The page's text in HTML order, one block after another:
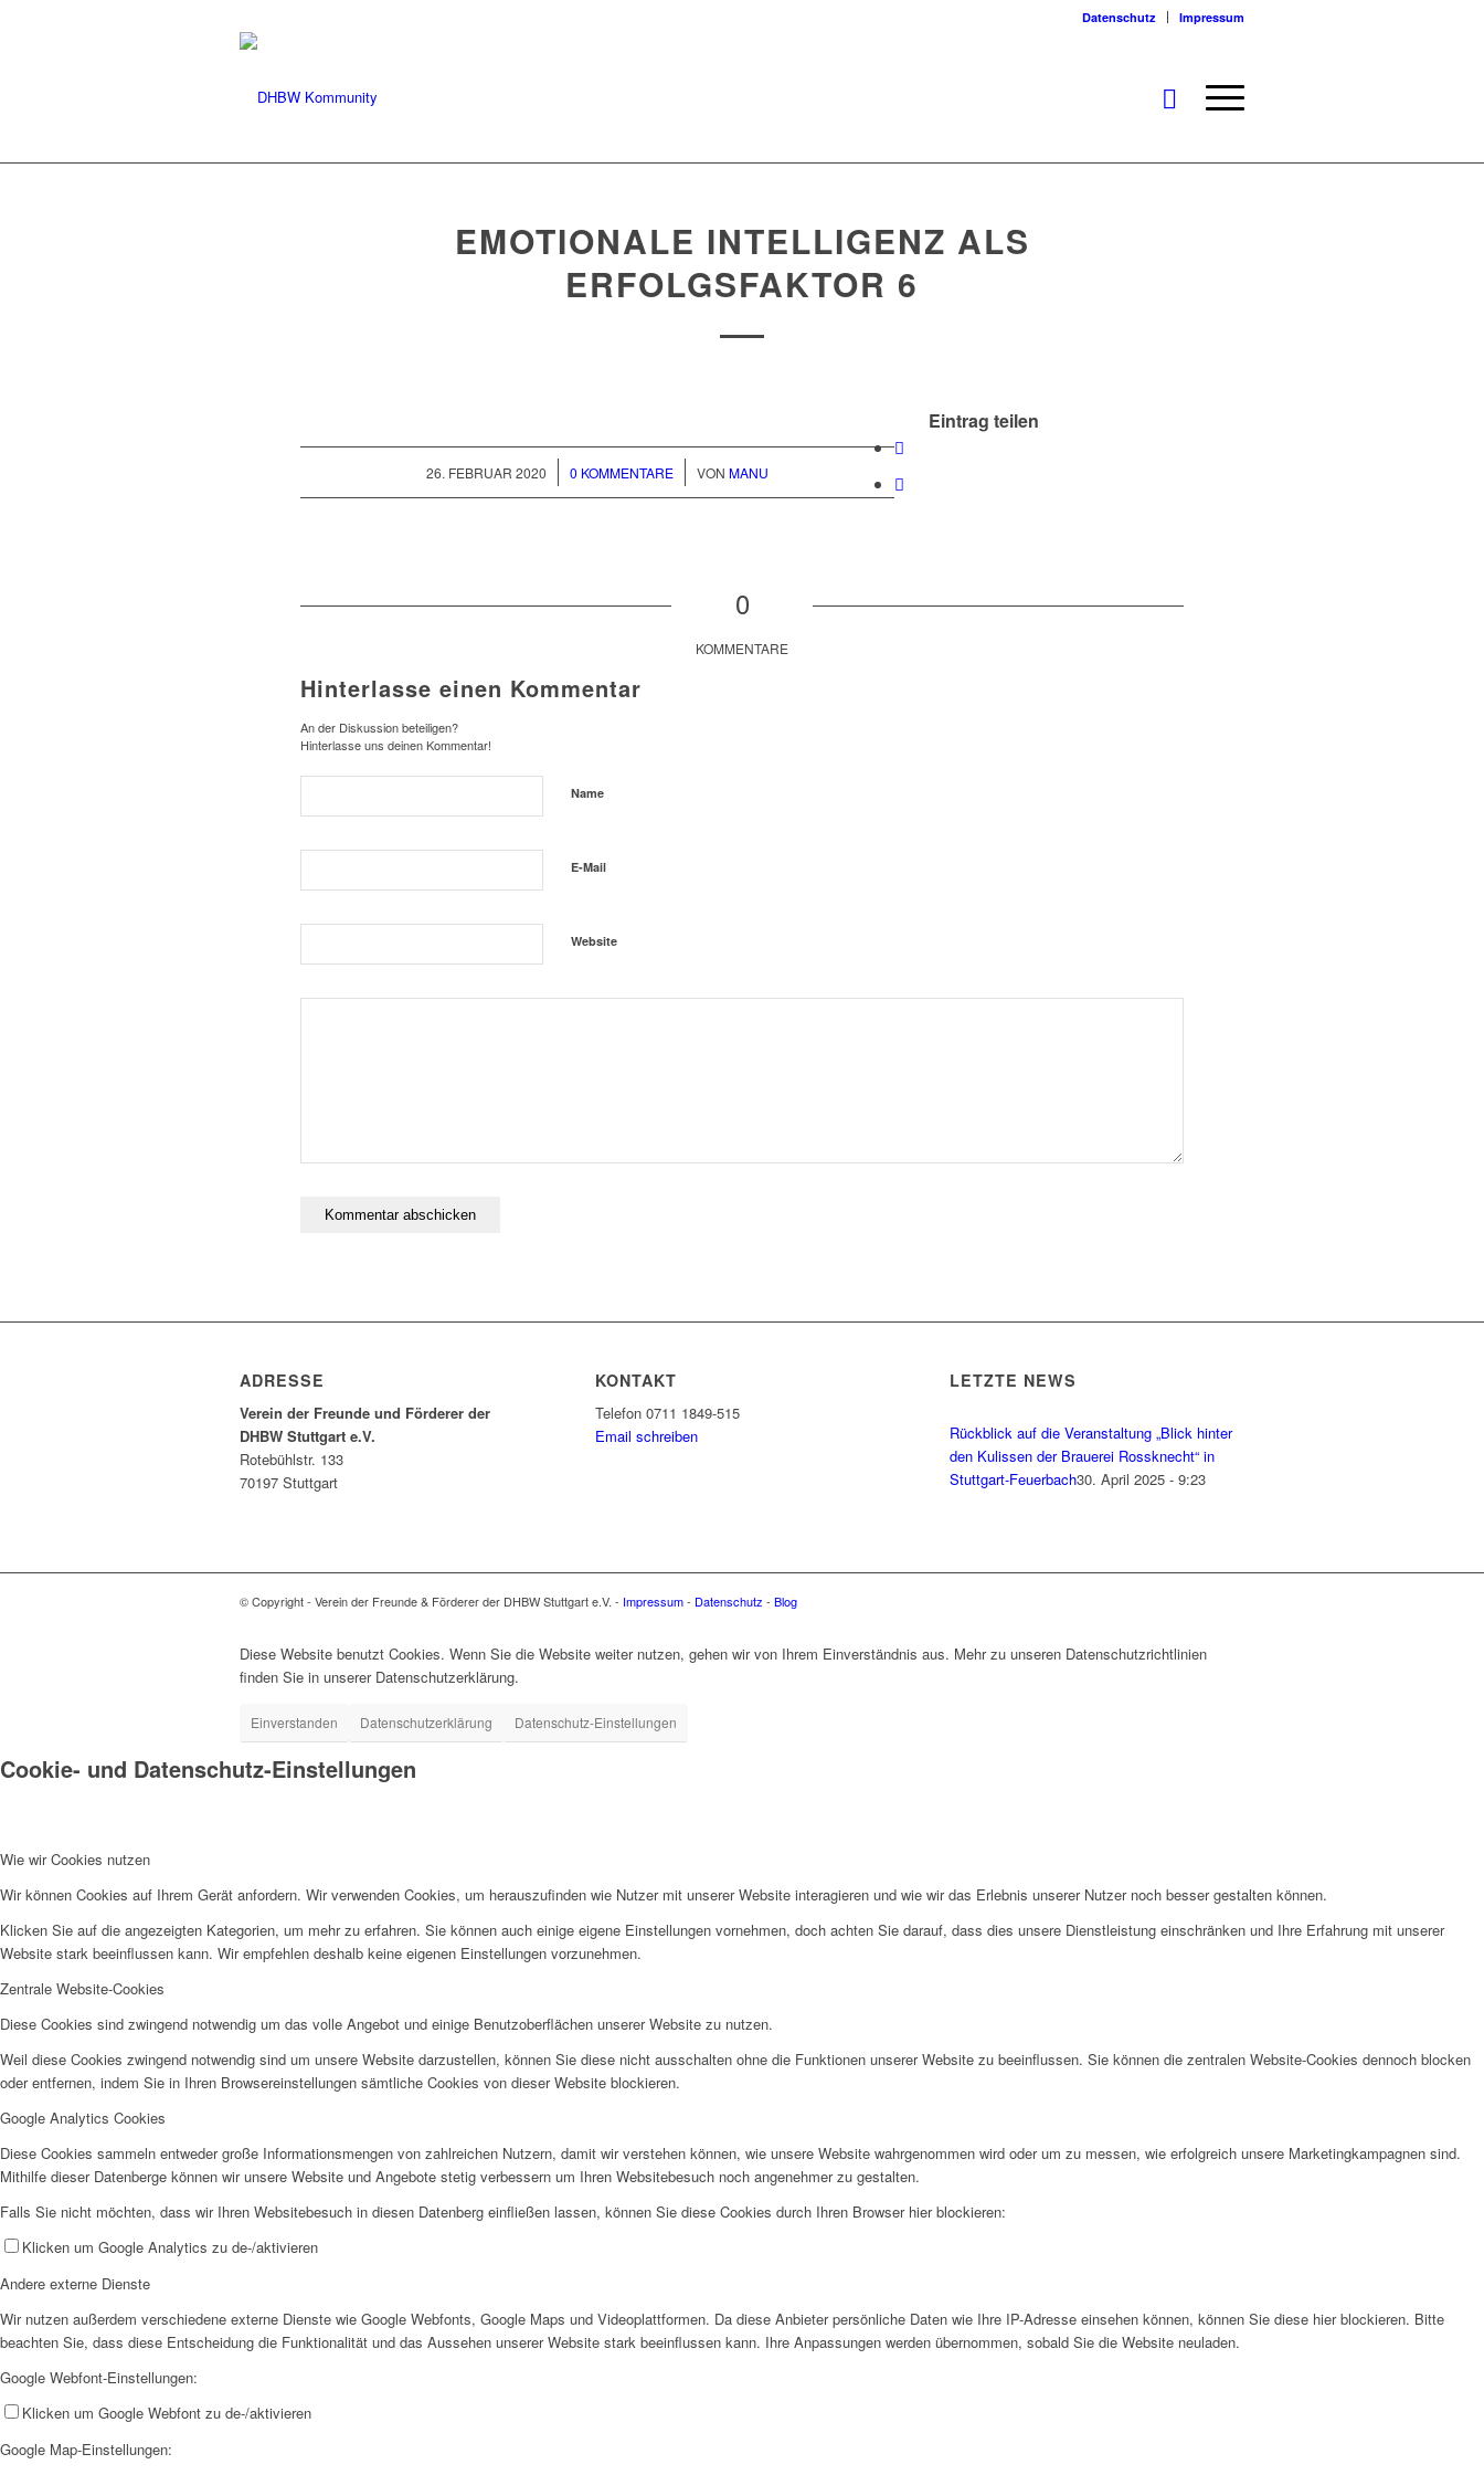
Datenschutz Impressum
EMOTIONALE INTELLIGENZ ALS
ERFOLGSFAKTOR 6
26. FEBRUAR 2020
/ 0 KOMMENTARE
/ VON MANU
Eintrag teilen
0
KOMMENTARE
Hinterlasse einen Kommentar
An der Diskussion beteiligen?
Hinterlasse uns deinen Kommentar!
Name
E-Mail
Website
ADRESSE
Verein der Freunde und Förderer der
DHBW Stuttgart e.V.
Rotebühlstr. 133
70197 Stuttgart
KONTAKT
Telefon 0711 1849-515
Email schreiben
LETZTE NEWS
Rückblick auf die Veranstaltung „Blick hinter
den Kulissen der Brauerei Rossknecht“ in
Stuttgart-Feuerbach30. April 2025 - 9:23
© Copyright - Verein der Freunde & Förderer der DHBW Stuttgart e.V. - Impressum- Datenschutz - Blog
Diese Website benutzt Cookies. Wenn Sie die Website weiter nutzen, gehen wir von Ihrem Einverständnis aus. Mehr zu unseren Datenschutzrichtlinien
finden Sie in unserer Datenschutzerklärung.
Einverstanden Datenschutzerklärung Datenschutz-Einstellungen
Cookie- und Datenschutz-Einstellungen
Wie wir Cookies nutzen
Wir können Cookies auf Ihrem Gerät anfordern. Wir verwenden Cookies, um herauszufinden wie Nutzer mit unserer Website interagieren und wie wir das Erlebnis unserer Nutzer noch besser gestalten können.
Klicken Sie auf die angezeigten Kategorien, um mehr zu erfahren. Sie können auch einige eigene Einstellungen vornehmen, doch achten Sie darauf, dass dies unsere Dienstleistung einschränken und Ihre Erfahrung mit unserer
Website stark beeinflussen kann. Wir empfehlen deshalb keine eigenen Einstellungen vorzunehmen.
Zentrale Website-Cookies
Diese Cookies sind zwingend notwendig um das volle Angebot und einige Benutzoberflächen unserer Website zu nutzen.
Weil diese Cookies zwingend notwendig sind um unsere Website darzustellen, können Sie diese nicht ausschalten ohne die Funktionen unserer Website zu beeinflussen. Sie können die zentralen Website-Cookies dennoch blocken
oder entfernen, indem Sie in Ihren Browsereinstellungen sämtliche Cookies von dieser Website blockieren.
Google Analytics Cookies
Diese Cookies sammeln entweder große Informationsmengen von zahlreichen Nutzern, damit wir verstehen können, wie unsere Website wahrgenommen wird oder um zu messen, wie erfolgreich unsere Marketingkampagnen sind.
Mithilfe dieser Datenberge können wir unsere Website und Angebote stetig verbessern um Ihren Websitebesuch noch angenehmer zu gestalten.
Falls Sie nicht möchten, dass wir Ihren Websitebesuch in diesen Datenberg einfließen lassen, können Sie diese Cookies durch Ihren Browser hier blockieren:
Klicken um Google Analytics zu de-/aktivieren
Andere externe Dienste
Wir nutzen außerdem verschiedene externe Dienste wie Google Webfonts, Google Maps und Videoplattformen. Da diese Anbieter persönliche Daten wie Ihre IP-Adresse einsehen können, können Sie diese hier blockieren. Bitte
beachten Sie, dass diese Entscheidung die Funktionalität und das Aussehen unserer Website stark beeinflussen kann. Ihre Anpassungen werden übernommen, sobald Sie die Website neuladen.
Google Webfont-Einstellungen:
Klicken um Google Webfont zu de-/aktivieren
Google Map-Einstellungen: